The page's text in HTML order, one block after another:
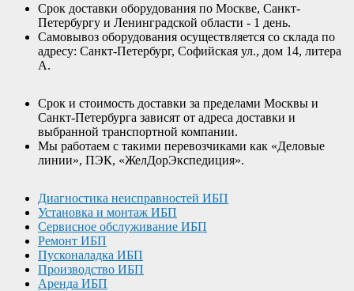
Срок доставки оборудования по Москве, Санкт-
Петербургу и Ленинградской области - 1 день.
Самовывоз оборудования осуществляется со склада по
адресу: Санкт-Петербург, Софийская ул., дом 14, литера
А.
Срок и стоимость доставки за пределами Москвы и
Санкт-Петербурга зависят от адреса доставки и
выбранной транспортной компании.
Мы работаем с такими перевозчиками как «Деловые
линии», ПЭК, «ЖелДорЭкспедиция».
Диагностика неисправностей ИБП
Установка и монтаж ИБП
Сервисное обслуживание ИБП
Ремонт ИБП
Пусконаладка ИБП
Производство ИБП
Аренда ИБП